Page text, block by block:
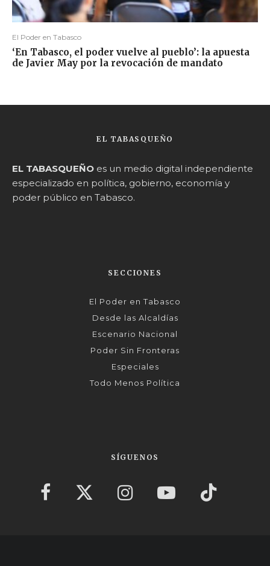
El Poder en Tabasco
‘En Tabasco, el poder vuelve al pueblo’: la apuesta
de Javier May por la revocación de mandato
EL TABASQUEÑO
EL TABASQUEÑO es un medio digital independiente
especializado en política, gobierno, economía y
poder público en Tabasco.
SECCIONES
El Poder en Tabasco
Desde las Alcaldías
Escenario Nacional
Poder Sin Fronteras
Especiales
Todo Menos Política
SÍGUENOS